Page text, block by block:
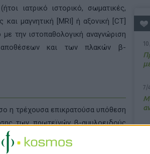
7/
ιατρικό ιστορικό, σωματικές,
και μαγνητική [MRI] ή αξονική [CT]
την ιστοπαθολογική αναγνώριση
αποθέσεων και των πλακών β-
η τρέχουσα επικρατούσα υπόθεση
των πρωτεϊνών β-αμυλοειδούς
του β-αµυλοειδούς (
αμυλοειδούς, που συμβάλλει στο